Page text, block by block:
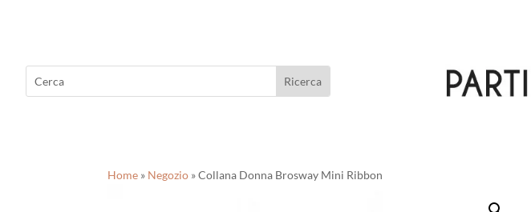
Home » Negozio »Collana Donna Brosway Mini Ribbon